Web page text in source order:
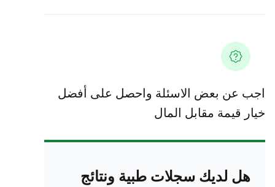
اجب عن بعض الاسئلة واحصل على أفضل
خيار قيمة مقابل المال
هل لديك سجلات طبية ونتائج